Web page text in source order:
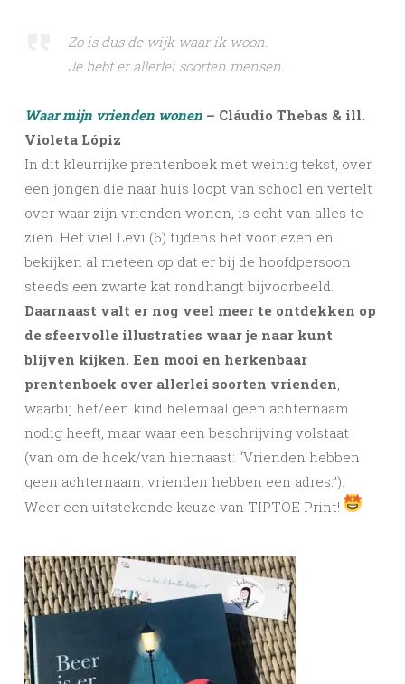
Zo is dus de wijk waar ik woon.
Je hebt er allerlei soorten mensen.
Waar mijn vrienden wonen – Cláudio Thebas & ill.
Violeta Lópiz
In dit kleurrijke prentenboek met weinig tekst, over
een jongen die naar huis loopt van school en vertelt
over waar zijn vrienden wonen, is echt van alles te
zien. Het viel Levi (6) tijdens het voorlezen en
bekijken al meteen op dat er bij de hoofdpersoon
steeds een zwarte kat rondhangt bijvoorbeeld.
Daarnaast valt er nog veel meer te ontdekken op
de sfeervolle illustraties waar je naar kunt
blijven kijken. Een mooi en herkenbaar
prentenboek over allerlei soorten vrienden,
waarbij het/een kind helemaal geen achternaam
nodig heeft, maar waar een beschrijving volstaat
(van om de hoek/van hiernaast: “Vrienden hebben
geen achternaam: vrienden hebben een adres.”).
Weer een uitstekende keuze van TIPTOE Print!